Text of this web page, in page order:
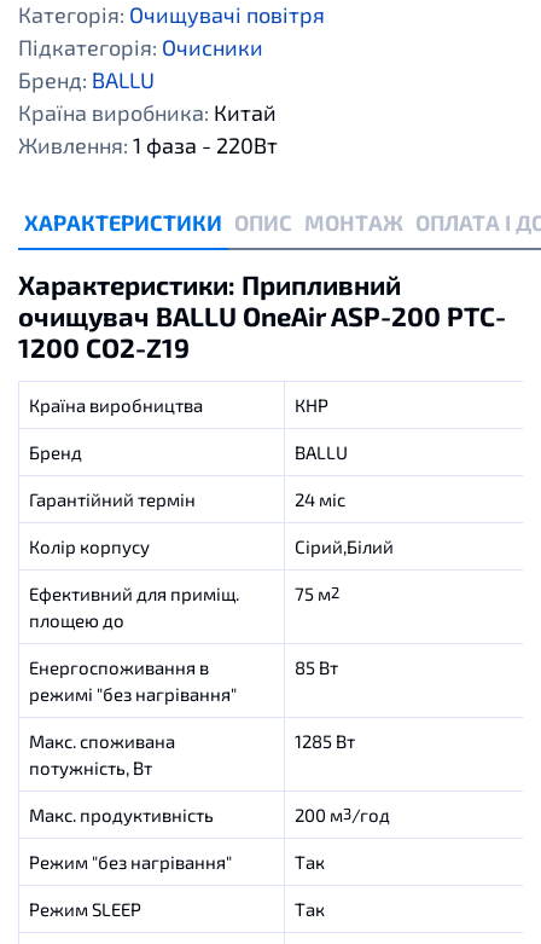
Категорія: Очищувачі повітря
Підкатегорія: Очисники
Бренд: BALLU
Країна виробника: Китай
Живлення: 1 фаза - 220Вт
ХАРАКТЕРИСТИКИ ОПИС МОНТАЖ ОПЛАТА І
Характеристики: Припливний
очищувач BALLU OneAir ASP-200 PTC-
1200 CO2-Z19
Країна виробництва КНР
Бренд BALLU
Гарантійний термін 24 міс
Колір корпусу Сірий,Білий
Ефективний для приміщ.
площею до
75 м2
Енергоспоживання в
режимі "без нагрівання"
85 Вт
Макс. споживана
потужність, Вт
1285 Вт
Макс. продуктивність 200 м3/год
Режим "без нагрівання" Так
Режим SLEEP Так